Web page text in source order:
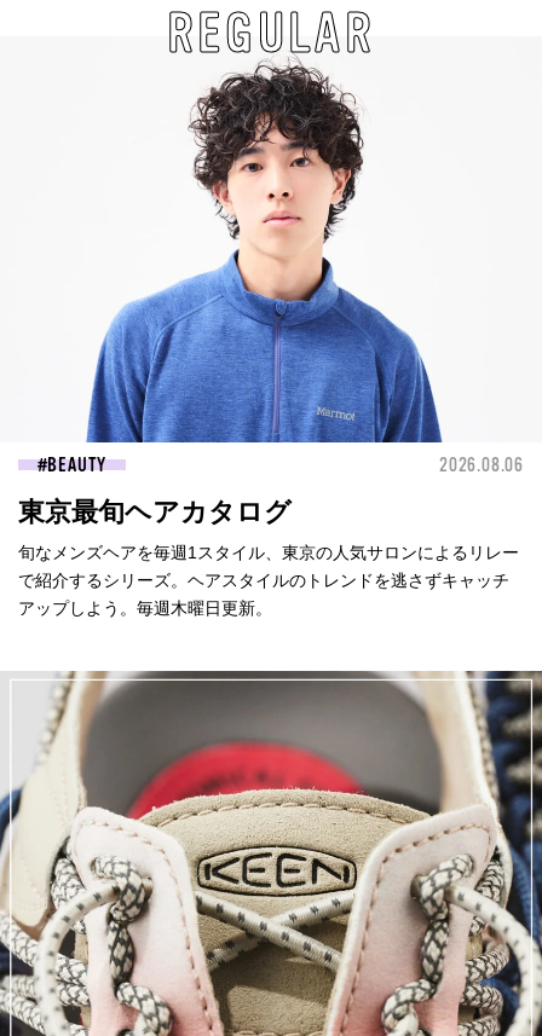
REGULAR
BEAUTY 2026.08.06
東京最旬ヘアカタログ
旬なメンズヘアを毎週1スタイル、東京の人気サロンによるリレー
で紹介するシリーズ。ヘアスタイルのトレンドを逃さずキャッチ
アップしよう。毎週木曜日更新。